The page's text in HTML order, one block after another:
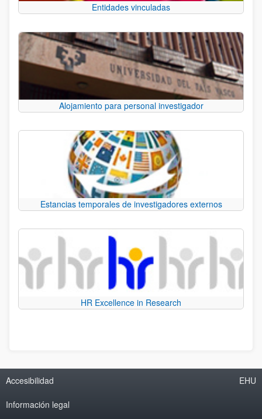
Entidades vinculadas
Alojamiento para personal investigador
Estancias temporales de investigadores externos
HR Excellence in Research
Accesibilidad
Información legal
EHU